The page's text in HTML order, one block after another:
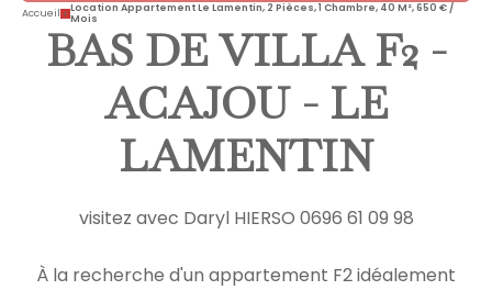
Accueil
Location Appartement Le Lamentin, 2 Pièces, 1 Chambre, 40 M², 650 € /
Mois
BAS DE VILLA F2 -
ACAJOU - LE
LAMENTIN
visitez avec Daryl HIERSO 0696 61 09 98
À la recherche d'un appartement F2 idéalement